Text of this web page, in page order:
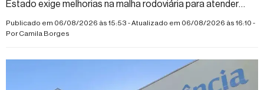
Estado exige melhorias na malha rodoviária para atender
municípios e novos empreendimentos
Publicado em 06/08/2026 às 15:53 - Atualizado em 06/08/2026 às 16:10 -
PorCamila Borges